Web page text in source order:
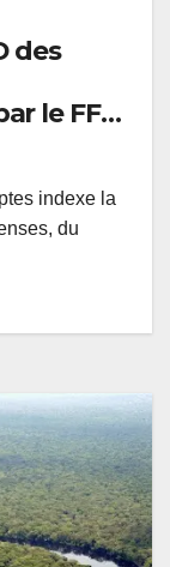
des
le FFN
4,9
indexe la
du